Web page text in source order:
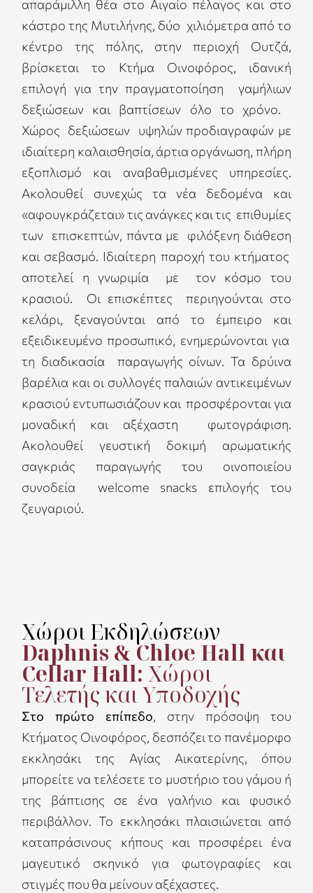
απαράμιλλη θέα στο Aιγαίο πέλαγος και στο
κάστρο της Μυτιλήνης, δύο χιλιόμετρα από το
κέντρο της πόλης, στην περιοχή Ουτζά,
βρίσκεται το Κτήμα Οινοφόρος, ιδανική
επιλογή για την πραγματοποίηση γαμήλιων
δεξιώσεων και βαπτίσεων όλο το χρόνο.
Χώρος δεξιώσεων υψηλών προδιαγραφών με
ιδιαίτερη καλαισθησία, άρτια οργάνωση, πλήρη
εξοπλισμό και αναβαθμισμένες υπηρεσίες.
Ακολουθεί συνεχώς τα νέα δεδομένα και
«αφουγκράζεται» τις ανάγκες και τις επιθυμίες
των επισκεπτών, πάντα με φιλόξενη διάθεση
και σεβασμό. Ιδιαίτερη παροχή του κτήματος
αποτελεί η γνωριμία με τον κόσμο του
κρασιού. Οι επισκέπτες περιηγούνται στο
κελάρι, ξεναγούνται από το έμπειρο και
εξειδικευμένο προσωπικό, ενημερώνονται για
τη διαδικασία παραγωγής οίνων. Τα δρύινα
βαρέλια και οι συλλογές παλαιών αντικειμένων
κρασιού εντυπωσιάζουν και προσφέρονται για
μοναδική και αξέχαστη φωτογράφιση.
Ακολουθεί γευστική δοκιμή αρωματικής
σαγκριάς παραγωγής του οινοποιείου
συνοδεία welcome snacks επιλογής του
ζευγαριού.
Χώροι Εκδηλώσεων
Daphnis & Chloe Hall και
Cellar Hall: Χώροι
Τελετής και Υποδοχής
Στο πρώτο επίπεδο, στην πρόσοψη του
Κτήματος Οινοφόρος, δεσπόζει το πανέμορφο
εκκλησάκι της Αγίας Αικατερίνης, όπου
μπορείτε να τελέσετε το μυστήριο του γάμου ή
της βάπτισης σε ένα γαλήνιο και φυσικό
περιβάλλον. Το εκκλησάκι πλαισιώνεται από
καταπράσινους κήπους και προσφέρει ένα
μαγευτικό σκηνικό για φωτογραφίες και
στιγμές που θα μείνουν αξέχαστες.